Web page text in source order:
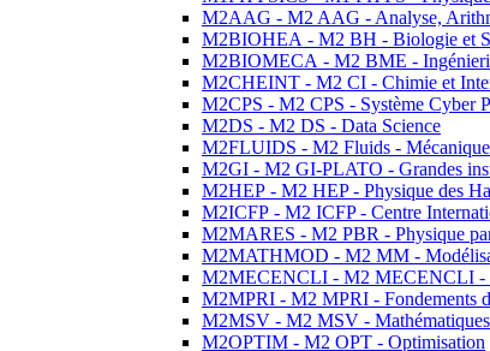
M2AAG - M2 AAG - Analyse,
M2BIOHEA - M2 BH - Biologie et
M2BIOMECA - M2 BME -
M2CHEINT - M2 CI - Chimie et
M2CPS - M2 CPS - Système Cyber
M2DS - M2 DS - Data Science
M2FLUIDS - M2 Fluids - Mécanique
M2GI - M2 GI-PLATO - Grandes
M2HEP - M2 HEP - Physique des
M2ICFP - M2 ICFP - Centre
M2MARES - M2 PBR - Physique
M2MATHMOD - M2 MM -
M2MECENCLI - M2 MECENCLI -
M2MPRI - M2 MPRI - Fondements
M2MSV - M2 MSV -
M2OPTIM - M2 OPT - Optimisation